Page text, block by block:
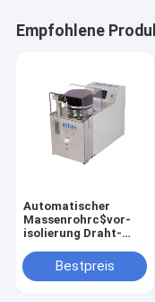
Empfohlene
Automatischer
Massenrohrc$vor-
isolierung Draht-
Kräuselungsmaschine
550 * 350 * 405MM
Bestpreis